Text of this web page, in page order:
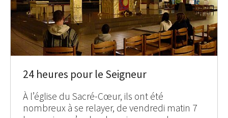
24 heures pour le Seigneur
À l’église du Sacré-Cœur, ils ont été
nombreux à se relayer, de vendredi matin 7